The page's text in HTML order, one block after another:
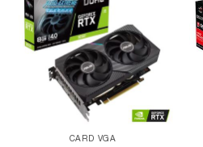
CARD VGA